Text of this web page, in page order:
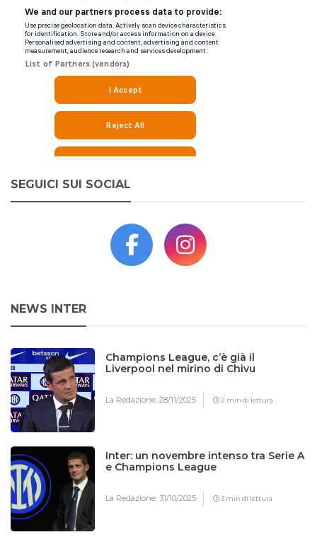
SEGUICI SUI SOCIAL
NEWS INTER
Champions League, c’è già il
Liverpool nel mirino di Chivu
La Redazione,28/11/2025 2 min di lettura
Inter: un novembre intenso tra Serie A
e Champions League
La Redazione,31/10/2025 3 min di lettura